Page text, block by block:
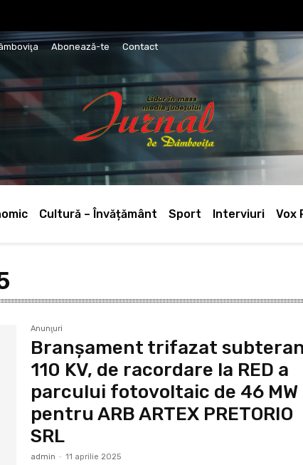
Abonează-te Contact
Cultură – Învățământ Sport Interviuri Vox
Anunţuri
Branșament trifazat
110 KV, de racordare la RED a
parcului fotovoltaic de 46 MW
pentru ARB ARTEX PRETORIO
SRL
admin - 11 aprilie 2025